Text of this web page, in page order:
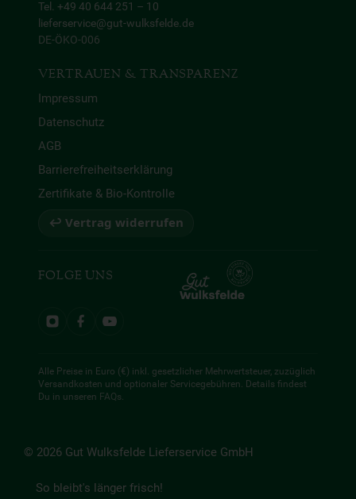
Tel. +49 40 644 251 – 10
lieferservice@gut-wulksfelde.de
DE-ÖKO-006
VERTRAUEN & TRANSPARENZ
Impressum
Datenschutz
AGB
Barrierefreiheitserklärung
Zertifikate & Bio-Kontrolle
↩ Vertrag widerrufen
FOLGE UNS
Alle Preise in Euro (€) inkl. gesetzlicher Mehrwertsteuer, zuzüglich
Versandkosten und optionaler Servicegebühren. Details findest
Du in unseren FAQs.
© 2026 Gut Wulksfelde Lieferservice GmbH
So bleibt's länger frisch!